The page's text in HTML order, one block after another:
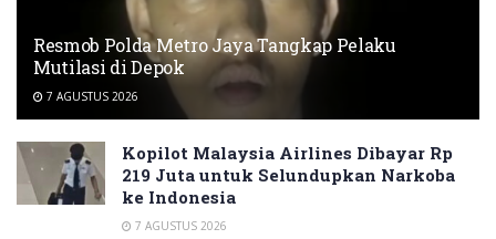
Resmob Polda Metro Jaya Tangkap Pelaku
Mutilasi di Depok
7 AGUSTUS 2026
Kopilot Malaysia Airlines Dibayar Rp
219 Juta untuk Selundupkan Narkoba
ke Indonesia
7 AGUSTUS 2026